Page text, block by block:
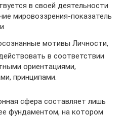
в своей деятельности
мировоззрения-показатель
мотивы Личности,
в соответствии
ориентациями,
принципами.
сфера составляет лишь
фундаментом, на котором